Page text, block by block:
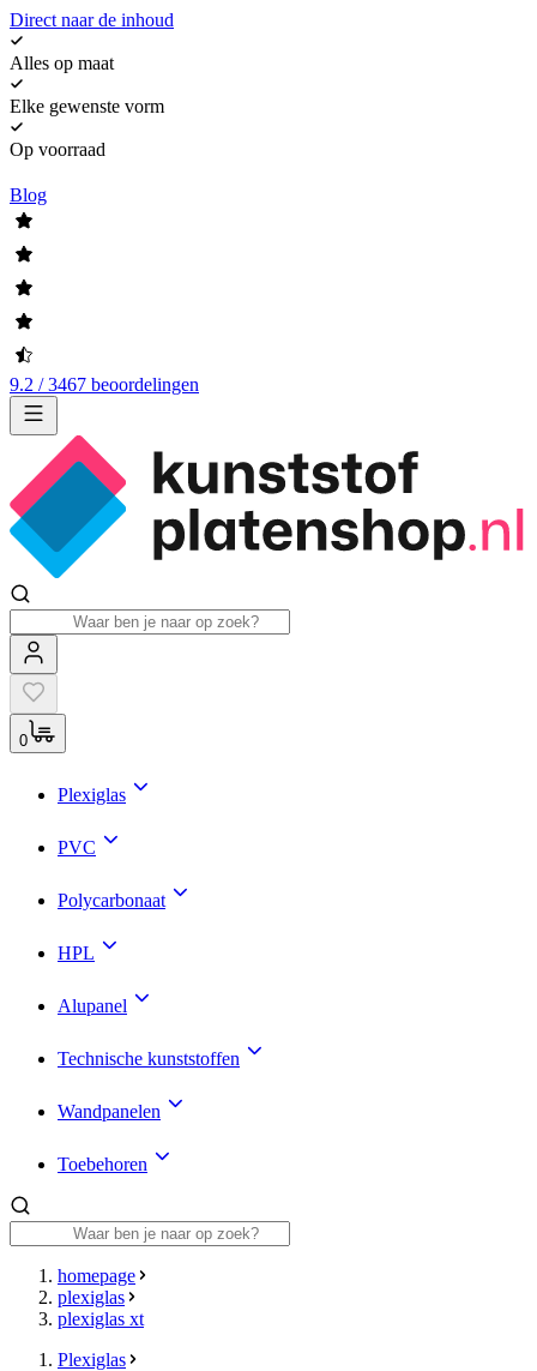
Direct naar de inhoud
Alles op maat
Elke gewenste vorm
Op voorraad
Blog
9.2 / 3467 beoordelingen
0
Plexiglas
PVC
Polycarbonaat
HPL
Alupanel
Technische kunststoffen
Wandpanelen
Toebehoren
homepage
plexiglas
plexiglas xt
Plexiglas